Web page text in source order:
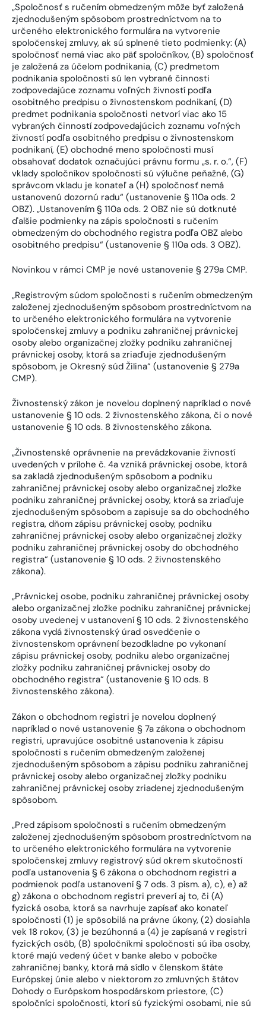
„Spoločnosť s ručením obmedzeným môže byť založená
zjednodušeným spôsobom prostredníctvom na to
určeného elektronického formulára na vytvorenie
spoločenskej zmluvy, ak sú splnené tieto podmienky: (A)
spoločnosť nemá viac ako päť spoločníkov, (B) spoločnosť
je založená za účelom podnikania, (C) predmetom
podnikania spoločnosti sú len vybrané činnosti
zodpovedajúce zoznamu voľných živností podľa
osobitného predpisu o živnostenskom podnikaní, (D)
predmet podnikania spoločnosti netvorí viac ako 15
vybraných činností zodpovedajúcich zoznamu voľných
živností podľa osobitného predpisu o živnostenskom
podnikaní, (E) obchodné meno spoločnosti musí
obsahovať dodatok označujúci právnu formu „s. r. o.“, (F)
vklady spoločníkov spoločnosti sú výlučne peňažné, (G)
správcom vkladu je konateľ a (H) spoločnosť nemá
ustanovenú dozornú radu“ (ustanovenie § 110a ods. 2
OBZ). „Ustanovením § 110a ods. 2 OBZ nie sú dotknuté
ďalšie podmienky na zápis spoločnosti s ručením
obmedzeným do obchodného registra podľa OBZ alebo
osobitného predpisu“ (ustanovenie § 110a ods. 3 OBZ).
Novinkou v rámci CMP je nové ustanovenie § 279a CMP.
„Registrovým súdom spoločnosti s ručením obmedzeným
založenej zjednodušeným spôsobom prostredníctvom na
to určeného elektronického formulára na vytvorenie
spoločenskej zmluvy a podniku zahraničnej právnickej
osoby alebo organizačnej zložky podniku zahraničnej
právnickej osoby, ktorá sa zriaďuje zjednodušeným
spôsobom, je Okresný súd Žilina“ (ustanovenie § 279a
CMP).
Živnostenský zákon je novelou doplnený napríklad o nové
ustanovenie § 10 ods. 2 živnostenského zákona, či o nové
ustanovenie § 10 ods. 8 živnostenského zákona.
„Živnostenské oprávnenie na prevádzkovanie živností
uvedených v prílohe č. 4a vzniká právnickej osobe, ktorá
sa zakladá zjednodušeným spôsobom a podniku
zahraničnej právnickej osoby alebo organizačnej zložke
podniku zahraničnej právnickej osoby, ktorá sa zriaďuje
zjednodušeným spôsobom a zapisuje sa do obchodného
registra, dňom zápisu právnickej osoby, podniku
zahraničnej právnickej osoby alebo organizačnej zložky
podniku zahraničnej právnickej osoby do obchodného
registra“ (ustanovenie § 10 ods. 2 živnostenského
zákona).
„Právnickej osobe, podniku zahraničnej právnickej osoby
alebo organizačnej zložke podniku zahraničnej právnickej
osoby uvedenej v ustanovení § 10 ods. 2 živnostenského
zákona vydá živnostenský úrad osvedčenie o
živnostenskom oprávnení bezodkladne po vykonaní
zápisu právnickej osoby, podniku alebo organizačnej
zložky podniku zahraničnej právnickej osoby do
obchodného registra“ (ustanovenie § 10 ods. 8
živnostenského zákona).
Zákon o obchodnom registri je novelou doplnený
napríklad o nové ustanovenie § 7a zákona o obchodnom
registri, upravujúce osobitné ustanovenia k zápisu
spoločnosti s ručením obmedzeným založenej
zjednodušeným spôsobom a zápisu podniku zahraničnej
právnickej osoby alebo organizačnej zložky podniku
zahraničnej právnickej osoby zriadenej zjednodušeným
spôsobom.
„Pred zápisom spoločnosti s ručením obmedzeným
založenej zjednodušeným spôsobom prostredníctvom na
to určeného elektronického formulára na vytvorenie
spoločenskej zmluvy registrový súd okrem skutočností
podľa ustanovenia § 6 zákona o obchodnom registri a
podmienok podľa ustanovení § 7 ods. 3 písm. a), c), e) až
g) zákona o obchodnom registri preverí aj to, či (A)
fyzická osoba, ktorá sa navrhuje zapísať ako konateľ
spoločnosti (1) je spôsobilá na právne úkony, (2) dosiahla
vek 18 rokov, (3) je bezúhonná a (4) je zapísaná v registri
fyzických osôb, (B) spoločníkmi spoločnosti sú iba osoby,
ktoré majú vedený účet v banke alebo v pobočke
zahraničnej banky, ktorá má sídlo v členskom štáte
Európskej únie alebo v niektorom zo zmluvných štátov
Dohody o Európskom hospodárskom priestore, (C)
spoločníci spoločnosti, ktorí sú fyzickými osobami, nie sú